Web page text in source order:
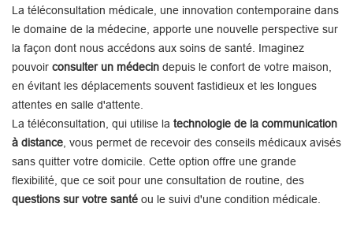
La téléconsultation médicale, une innovation contemporaine dans
le domaine de la médecine, apporte une nouvelle perspective sur
la façon dont nous accédons aux soins de santé. Imaginez
pouvoir consulter un médecin depuis le confort de votre maison,
en évitant les déplacements souvent fastidieux et les longues
attentes en salle d'attente.
La téléconsultation, qui utilise la technologie de la communication
à distance , vous permet de recevoir des conseils médicaux avisés
sans quitter votre domicile. Cette option offre une grande
flexibilité, que ce soit pour une consultation de routine, des
questions sur votre santé ou le suivi d'une condition médicale.